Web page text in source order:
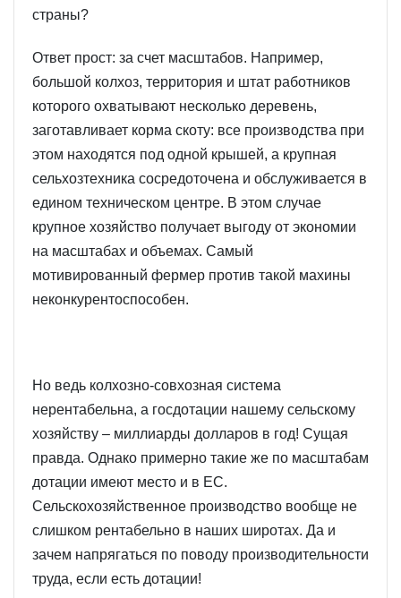
страны?
Ответ прост: за счет масштабов. Например,
большой колхоз, территория и штат работников
которого охватывают несколько деревень,
заготавливает корма скоту: все производства при
этом находятся под одной крышей, а крупная
сельхозтехника сосредоточена и обслуживается в
едином техническом центре. В этом случае
крупное хозяйство получает выгоду от экономии
на масштабах и объемах. Самый
мотивированный фермер против такой махины
неконкурентоспособен.
Но ведь колхозно-совхозная система
нерентабельна, а госдотации нашему сельскому
хозяйству – миллиарды долларов в год! Сущая
правда. Однако примерно такие же по масштабам
дотации имеют место и в ЕС.
Сельскохозяйственное производство вообще не
слишком рентабельно в наших широтах. Да и
зачем напрягаться по поводу производительности
труда, если есть дотации!